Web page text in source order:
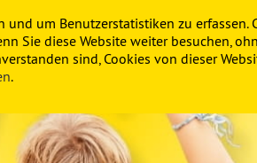
um Benutzerstatistiken zu erfassen.
Sie diese Website weiter besuchen,
sind, Cookies von dieser
.